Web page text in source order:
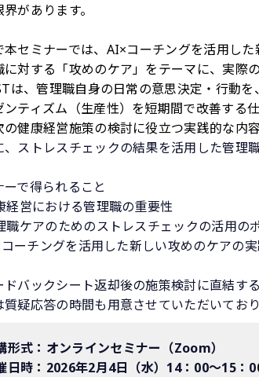
があります。​
本セミナーでは、AI×コーチングを活用した
に対する「攻めのケア」をテーマに、実際
は、管理職自身の日常の意思決定・行動
ンティズム（生産性）を短期間で改善する仕
の健康経営施策の検討に役立つ実践的な内
、ストレスチェックの結果を活用した管理
ーで得られること​​
経営における管理職の重要性​
職ケアのためのストレスチェックの活用の
ーチングを活用した新しい攻めのケアの
ドバックシート返却後の施策検討に直結す
質疑応答の時間も用意させていただいてお
形式： オンラインセミナー（Zoom）
日時：2026年2月4日（水）14：00～15：